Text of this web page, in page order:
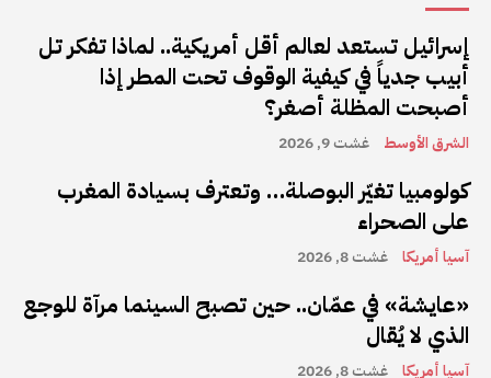
إسرائيل تستعد لعالم أقل أمريكية.. لماذا تفكر تل
أبيب جدياً في كيفية الوقوف تحت المطر إذا
أصبحت المظلة أصغر؟
الشرق الأوسط غشت 9, 2026
كولومبيا تغيّر البوصلة… وتعترف بسيادة المغرب
على الصحراء
آسيا أمريكا غشت 8, 2026
«عايشة» في عمّان.. حين تصبح السينما مرآة للوجع
الذي لا يُقال
آسيا أمريكا غشت 8, 2026